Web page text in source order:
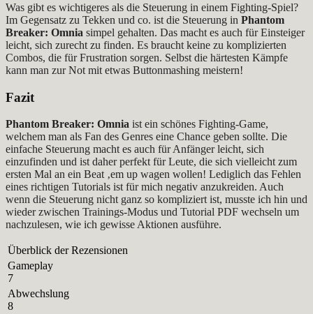
Was gibt es wichtigeres als die Steuerung in einem Fighting-Spiel?
Im Gegensatz zu Tekken und co. ist die Steuerung in Phantom
Breaker: Omnia simpel gehalten. Das macht es auch für Einsteiger
leicht, sich zurecht zu finden. Es braucht keine zu komplizierten
Combos, die für Frustration sorgen. Selbst die härtesten Kämpfe
kann man zur Not mit etwas Buttonmashing meistern!
Fazit
Phantom Breaker: Omnia ist ein schönes Fighting-Game,
welchem man als Fan des Genres eine Chance geben sollte. Die
einfache Steuerung macht es auch für Anfänger leicht, sich
einzufinden und ist daher perfekt für Leute, die sich vielleicht zum
ersten Mal an ein Beat ‚em up wagen wollen! Lediglich das Fehlen
eines richtigen Tutorials ist für mich negativ anzukreiden. Auch
wenn die Steuerung nicht ganz so kompliziert ist, musste ich hin und
wieder zwischen Trainings-Modus und Tutorial PDF wechseln um
nachzulesen, wie ich gewisse Aktionen ausführe.
Überblick der Rezensionen
Gameplay
7
Abwechslung
8